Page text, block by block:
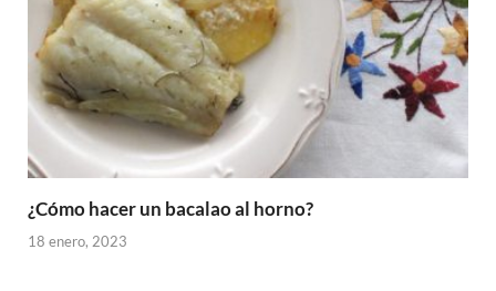
¿Cómo hacer un bacalao al horno?
18 enero, 2023